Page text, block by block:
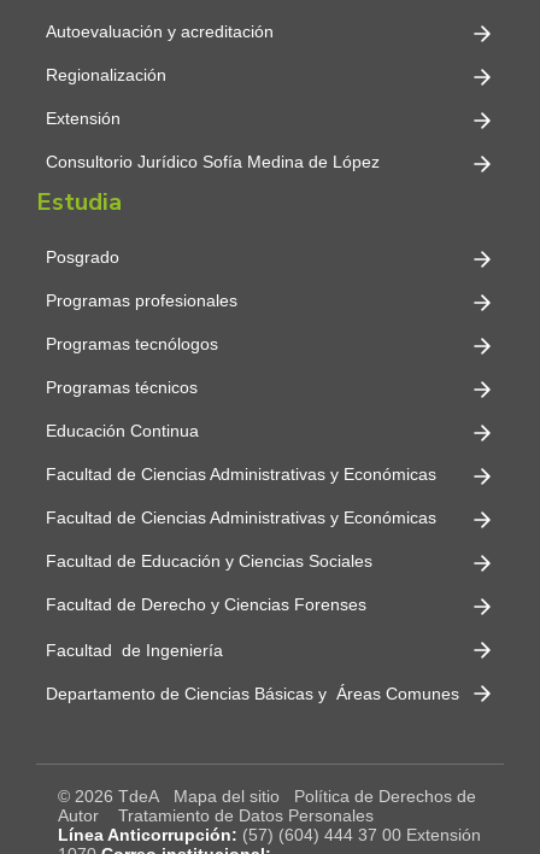
Autoevaluación y acreditación
Regionalización
Extensión
Consultorio Jurídico Sofía Medina de López
Estudia
Posgrado
Programas profesionales
Programas tecnólogos
Programas técnicos
Educación Continua
Facultad de Ciencias Administrativas y Económicas
Facultad de Ciencias Administrativas y Económicas
Facultad de Educación y Ciencias Sociales
Facultad de Derecho y Ciencias Forenses
Facultad de Ingeniería
Departamento de Ciencias Básicas y Áreas Comunes
© 2026 TdeA Mapa del sitio
Política de Derechos de
Autor
Tratamiento de Datos Personales
Línea Anticorrupción: (57) (604) 444 37 00 Extensión